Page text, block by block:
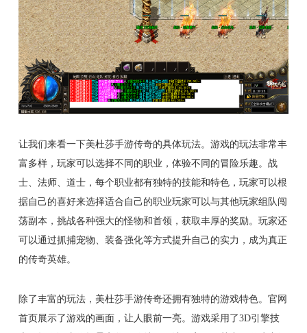
让我们来看一下美杜莎手游传奇的具体玩法。游戏的玩法非常丰
富多样，玩家可以选择不同的职业，体验不同的冒险乐趣。战
士、法师、道士，每个职业都有独特的技能和特色，玩家可以根
据自己的喜好来选择适合自己的职业玩家可以与其他玩家组队闯
荡副本，挑战各种强大的怪物和首领，获取丰厚的奖励。玩家还
可以通过抓捕宠物、装备强化等方式提升自己的实力，成为真正
的传奇英雄。
除了丰富的玩法，美杜莎手游传奇还拥有独特的游戏特色。官网
首页展示了游戏的画面，让人眼前一亮。游戏采用了3D引擎技